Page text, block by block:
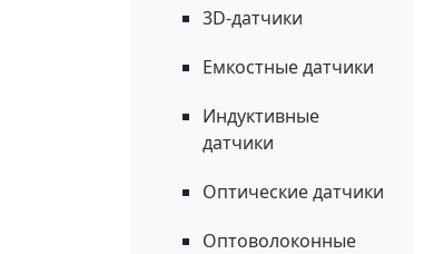
3D-датчики
Емкостные датчики
Индуктивные
датчики
Оптические датчики
Оптоволоконные